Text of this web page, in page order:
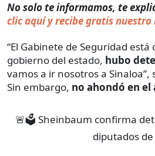
No solo te informamos, te
clic aquí y recibe gratis
“El Gabinete de Seguridad
gobierno del estado, hubo
vamos a ir nosotros a
Sin embargo, no ahondó en el
🚨🗳️ Sheinbaum confirma
diputados de